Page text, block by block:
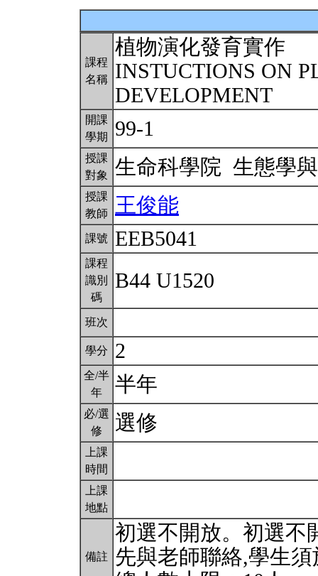
課程
名稱
植物演化發育實作
INSTUCTIONS ON
DEVELOPMENT
開課
學期
99-1
授課
對象
生命科學院 生態學
授課
教師
王俊能
課號 EEB5041
課程
識別
碼
B44 U1520
班次
學分 2
全/半
年
半年
必/選
修
選修
上課
時間
上課
地點
備註
初選不開放。初選不
先與老師聯絡,學生